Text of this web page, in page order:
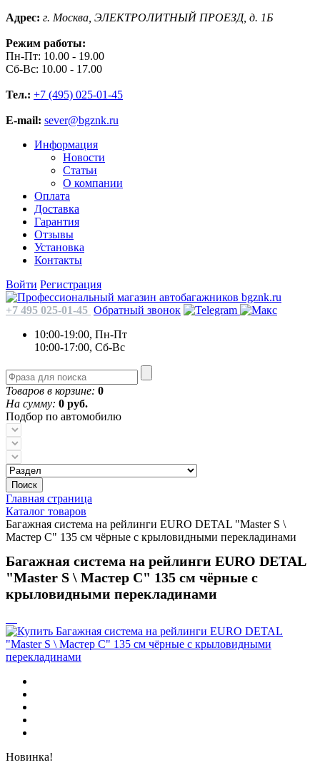
Адрес: г. Москва, ЭЛЕКТРОЛИТНЫЙ ПРОЕЗД, д. 1Б
Режим работы:
Пн-Пт: 10.00 - 19.00
Сб-Вс: 10.00 - 17.00
Тел.: +7 (495) 025-01-45
E-mail: sever@bgznk.ru
Информация
Новости
Статьи
О компании
Оплата
Доставка
Гарантия
Отзывы
Установка
Контакты
Войти Регистрация
+7 495 025-01-45 Обратный звонок
10:00-19:00, Пн-Пт
10:00-17:00, Сб-Вс
Товаров в корзине: 0
На сумму: 0 руб.
Подбор по автомобилю
Поиск
Главная страница
Каталог товаров
Багажная система на рейлинги EURO DETAL "Master S \
Мастер С" 135 см чёрные с крыловидными перекладинами
Багажная система на рейлинги EURO DETAL
"Master S \ Мастер С" 135 см чёрные с
крыловидными перекладинами
Новинка!